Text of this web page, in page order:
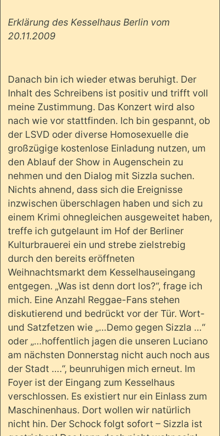
Erklärung des Kesselhaus Berlin vom
20.11.2009
Danach bin ich wieder etwas beruhigt. Der
Inhalt des Schreibens ist positiv und trifft voll
meine Zustimmung. Das Konzert wird also
nach wie vor stattfinden. Ich bin gespannt, ob
der LSVD oder diverse Homosexuelle die
großzügige kostenlose Einladung nutzen, um
den Ablauf der Show in Augenschein zu
nehmen und den Dialog mit Sizzla suchen.
Nichts ahnend, dass sich die Ereignisse
inzwischen überschlagen haben und sich zu
einem Krimi ohnegleichen ausgeweitet haben,
treffe ich gutgelaunt im Hof der Berliner
Kulturbrauerei ein und strebe zielstrebig
durch den bereits eröffneten
Weihnachtsmarkt dem Kesselhauseingang
entgegen. „Was ist denn dort los?“, frage ich
mich. Eine Anzahl Reggae-Fans stehen
diskutierend und bedrückt vor der Tür. Wort-
und Satzfetzen wie „…Demo gegen Sizzla …“
oder „…hoffentlich jagen die unseren Luciano
am nächsten Donnerstag nicht auch noch aus
der Stadt ….“, beunruhigen mich erneut. Im
Foyer ist der Eingang zum Kesselhaus
verschlossen. Es existiert nur ein Einlass zum
Maschinenhaus. Dort wollen wir natürlich
nicht hin. Der Schock folgt sofort – Sizzla ist